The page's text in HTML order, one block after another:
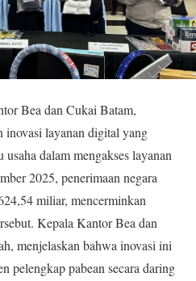
Bea dan Cukai Batam,
layanan digital yang
dalam mengakses layanan
2025, penerimaan negara
miliar, mencerminkan
Kepala Kantor Bea dan
menjelaskan bahwa inovasi ini
pelengkap pabean secara daring